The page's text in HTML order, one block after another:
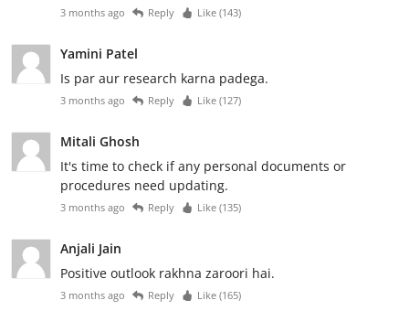
3 months ago Reply Like (143)
Yamini Patel
Is par aur research karna padega.
3 months ago Reply Like (127)
Mitali Ghosh
It's time to check if any personal documents or
procedures need updating.
3 months ago Reply Like (135)
Anjali Jain
Positive outlook rakhna zaroori hai.
3 months ago Reply Like (165)